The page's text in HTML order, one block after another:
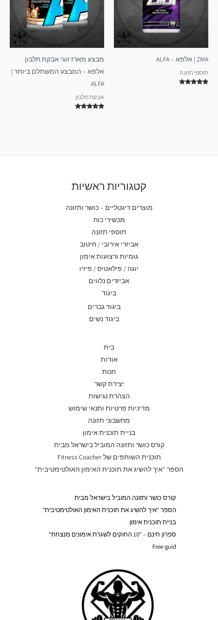
ZMA | אלפא – ALFA
תוספי תזונה
מבצע מארז זוגי אבקת חלבון
אלפא – המבצע המשתלם ביותר |
ALFA
אבקת חלבון
קטגוריות ראשיות
מוצרים דיגטליים – כושר ותזונה
מכשירי כוח
תוספי תזונה
אביזרי אירובי / חיטוב
גומיות ורצועות אימון
יוגה / פילאטיס / פיזיו
אביזרים נלווים
ביגוד
ביגוד גברים
ביגוד נשים
בית
אודות
חנות
יצירת קשר
הצהרת נגישות
מדיניות פרטיות ותנאי שימוש
מחשבוני תזונה
בניית תוכנית אימון
קורס כושר ותזונה המוביל בישראל מבית
תוכנית השותפים של Fitness Coacher
הספר "איך להשיג את תוכנית האימון האולטימטיבית"
קורס כושר ותזונה המוביל בישראל מבית
הספר "איך להשיג את תוכנית האימון האולטימטיבית"
בניית תוכנית אימון
ספרון חינם – "10 החוקים לשגרת אימונים מנצחת"
Free-guid